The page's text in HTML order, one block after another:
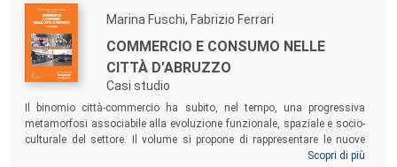
Marina Fuschi, Fabrizio Ferrari
COMMERCIO E CONSUMO NELLE
CITTÀ D’ABRUZZO
Casi studio
Il binomio città-commercio ha subito, nel tempo, una progressiva
metamorfosi associabile alla evoluzione funzionale, spaziale e socio-
culturale del settore. Il volume si propone di rappresentare le nuove
geografie commerciali delle principali città d’Abruzzo. I contributi
Scopri di più